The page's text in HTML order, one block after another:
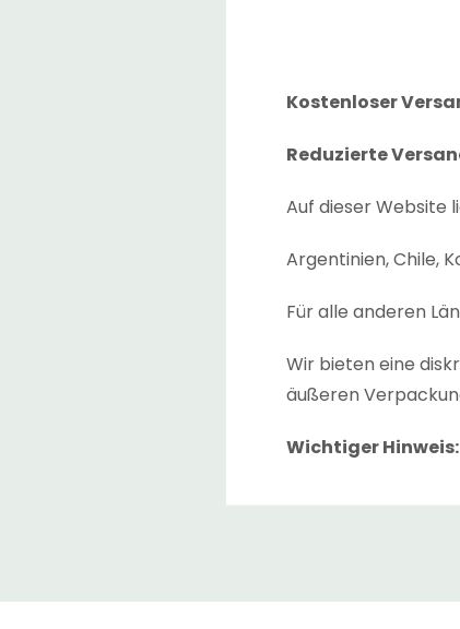
Kostenloser
Reduzierte
Auf dieser Website
Argentinien, Chile,
Für alle anderen
Wir bieten eine
äußeren
Wichtiger Hinweis: